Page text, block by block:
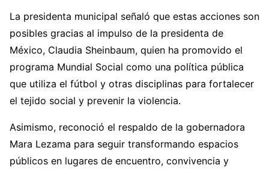
La presidenta municipal señaló que estas acciones son
posibles gracias al impulso de la presidenta de
México, Claudia Sheinbaum, quien ha promovido el
programa Mundial Social como una política pública
que utiliza el fútbol y otras disciplinas para fortalecer
el tejido social y prevenir la violencia.
Asimismo, reconoció el respaldo de la gobernadora
Mara Lezama para seguir transformando espacios
públicos en lugares de encuentro, convivencia y